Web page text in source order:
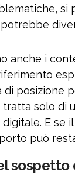
si
anche i
di posizione
solo di
E se
può
sospetto